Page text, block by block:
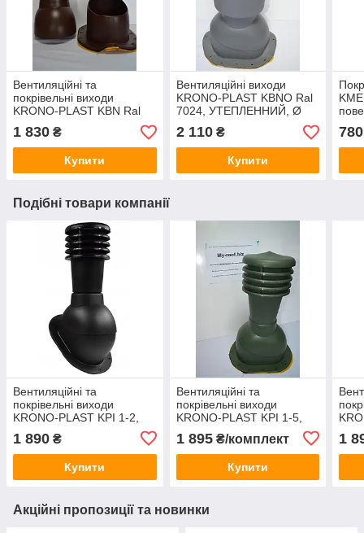
Вентиляційні та
покрівельні виходи
KRONO-PLAST KBN Ral
8017 Ø 125 для
металочерепиці
1 830 ₴
Купити
Вентиляційні виходи
KRONO-PLAST KBNO Ral
7024, УТЕПЛЕННИЙ, Ø
125, для металочерепиці
(низький профіль)
2 110₴
Купити
0,6
780
Подібні товари компанії
Вентиляційні та
покрівельні виходи
KRONO-PLAST KPI 1-2,
для бітумної черепиці
1 890 ₴
Купити
Вентиляційні та
покрівельні виходи
KRONO-PLAST KPI 1-5,
Ø125, RAL 6020 Зелений
для бітумної черепиці
1 895₴/комплект
Купити
1
Акційні пропозиції та новинки